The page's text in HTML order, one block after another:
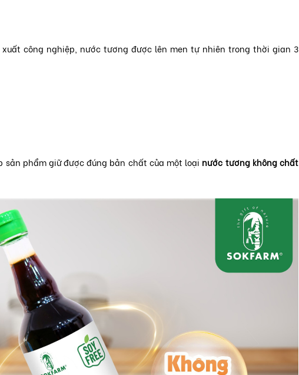
công nghiệp, nước tương được lên men tự nhiên trong thời gian 3
phẩm giữ được đúng bản chất của một loại nước tương không chất